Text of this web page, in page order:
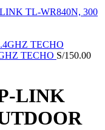
TL-WR840N, 300
TECHO S/150.00
LINK